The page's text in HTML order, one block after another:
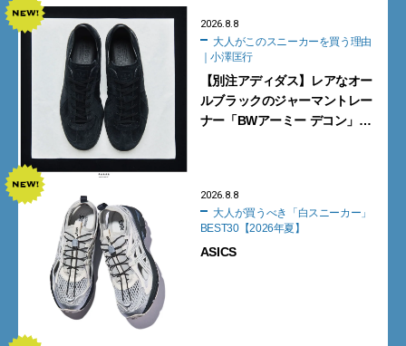
2026.8.8
｜小澤匡行
【別注アディダス】レアなオー
ルブラックのジャーマントレー
ナー「BWアーミー デコン」
2026.8.8
BEST30【2026年夏】
ASICS